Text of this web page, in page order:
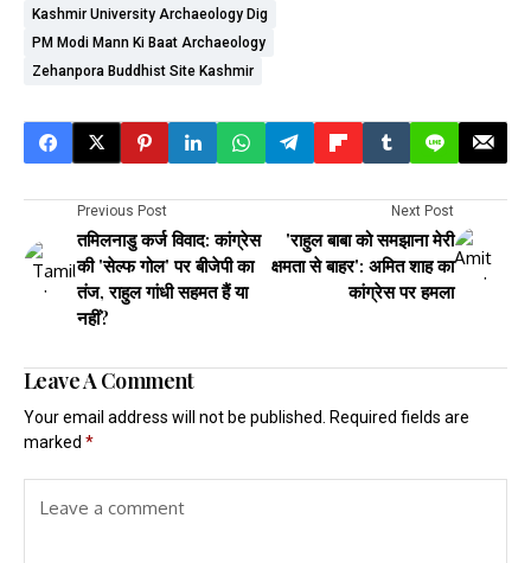
Kashmir University Archaeology Dig
PM Modi Mann Ki Baat Archaeology
Zehanpora Buddhist Site Kashmir
Previous Post
तमिलनाडु कर्ज विवाद: कांग्रेस
की 'सेल्फ गोल' पर बीजेपी का
तंज, राहुल गांधी सहमत हैं या
नहीं?
Next Post
'राहुल बाबा को समझाना मेरी
क्षमता से बाहर': अमित शाह का
कांग्रेस पर हमला
Leave A Comment
Your email address will not be published. Required fields are
marked *